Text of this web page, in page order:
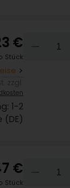
€
Stück
1-2
(DE)
Down
€
Stück
Down